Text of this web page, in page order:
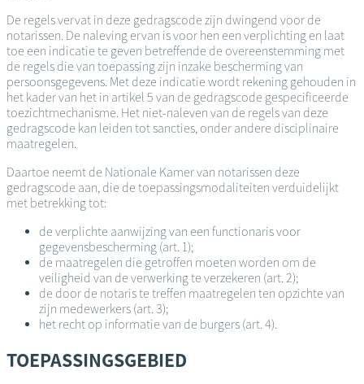
De regels vervat in deze gedragscode zijn dwingend voor de
notarissen. De naleving ervan is voor hen een verplichting en laat
toe een indicatie te geven betreffende de overeenstemming met
de regels die van toepassing zijn inzake bescherming van
persoonsgegevens. Met deze indicatie wordt rekening gehouden in
het kader van het in artikel 5 van de gedragscode gespecificeerde
toezichtmechanisme. Het niet-naleven van de regels van deze
gedragscode kan leiden tot sancties, onder andere disciplinaire
maatregelen.
Daartoe neemt de Nationale Kamer van notarissen deze
gedragscode aan, die de toepassingsmodaliteiten verduidelijkt
met betrekking tot:
de verplichte aanwijzing van een functionaris voor
gegevensbescherming (art. 1);
de maatregelen die getroffen moeten worden om de
veiligheid van de verwerking te verzekeren (art. 2);
de door de notaris te treffen maatregelen ten opzichte van
zijn medewerkers (art. 3);
het recht op informatie van de burgers (art. 4).
TOEPASSINGSGEBIED